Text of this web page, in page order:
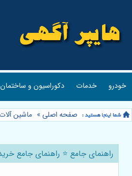
خودرو خدمات دکوراسیون و ساختمان
صفحه اصلی » ماشین
راهنمای جامع ⭐️ راهنمای جامع